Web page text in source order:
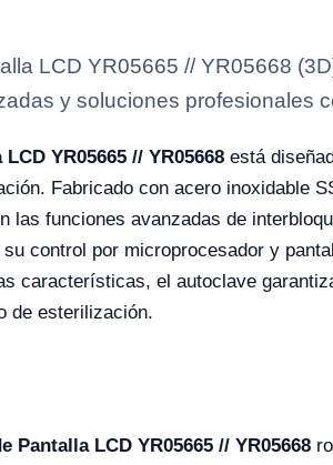
LCD YR05665 // YR05668
y soluciones profesionales
YR05665 // YR05668 está
Fabricado con acero inoxidable
funciones avanzadas de
control por microprocesador y
características, el autoclave
de esterilización.
LCD YR05665 // YR05668